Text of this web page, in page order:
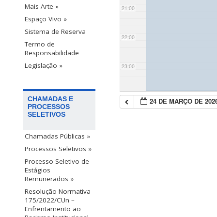
Mais Arte »
Espaço Vivo »
Sistema de Reserva
Termo de
Responsabilidade
Legislação »
CHAMADAS E
PROCESSOS
SELETIVOS
Chamadas Públicas »
Processos Seletivos »
Processo Seletivo de
Estágios
Remunerados »
Resolução Normativa
175/2022/CUn –
Enfrentamento ao
21:00
22:00
23:00
24 DE MARÇO DE